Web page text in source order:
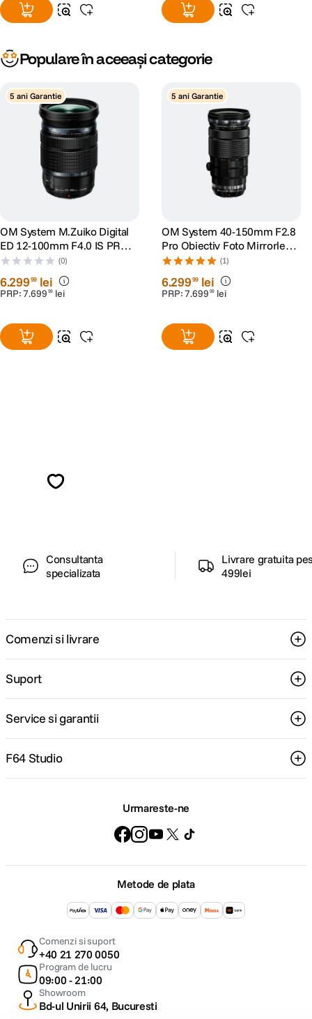
Populare în aceeași categorie
5 ani Garantie
OM System M.Zuiko Digital
ED 12-100mm F4.0 IS PRO
Obiectiv Foto Mirrorless
Montura MFT
(0)
6.29999 lei
PRP:7.699 99 lei
5 ani Garantie
OM System 40-150mm F2.8
Pro Obiectiv Foto Mirrorless
Montura MFT
(1)
6.29999 lei
PRP:7.699 99 lei
Consultanta
specializata
Livrare gratuita
499lei
Comenzi si livrare
Suport
Service si garantii
F64 Studio
Urmareste-ne
Metode de plata
Comenzi si suport
+40 21 270 0050
Program de lucru
09:00 - 21:00
Showroom
Bd-ul Unirii 64, Bucuresti